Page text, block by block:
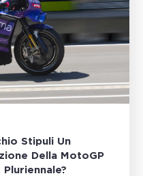
Stipuli Un
Della MotoGP